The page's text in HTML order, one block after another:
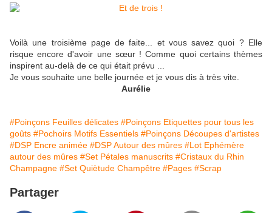
Voilà une troisième page de faite... et vous savez quoi ? Elle
risque encore d'avoir une sœur ! Comme quoi certains thèmes
inspirent au-delà de ce qui était prévu ...
Je vous souhaite une belle journée et je vous dis à très vite.
Aurélie
#Poinçons Feuilles délicates #Poinçons Etiquettes pour tous les
goûts #Pochoirs Motifs Essentiels #Poinçons Découpes d'artistes
#DSP Encre animée #DSP Autour des mûres #Lot Ephémère
autour des mûres #Set Pétales manuscrits #Cristaux du Rhin
Champagne #Set Quiètude Champêtre #Pages #Scrap
Partager